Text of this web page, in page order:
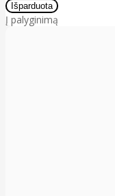
Į palyginimą